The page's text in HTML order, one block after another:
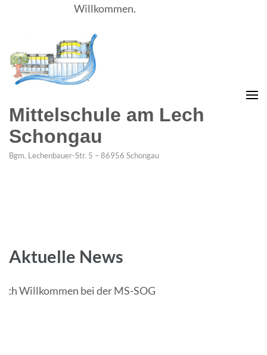
Willkommen.
Mittelschule am Lech
Schongau
Bgm. Lechenbauer-Str. 5 – 86956 Schongau
Aktuelle News
Willkommen bei der MS-SOG